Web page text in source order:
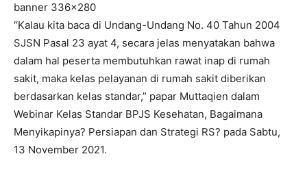
banner 336×280
“Kalau kita baca di Undang-Undang No. 40 Tahun 2004
SJSN Pasal 23 ayat 4, secara jelas menyatakan bahwa
dalam hal peserta membutuhkan rawat inap di rumah
sakit, maka kelas pelayanan di rumah sakit diberikan
berdasarkan kelas standar,” papar Muttaqien dalam
Webinar Kelas Standar BPJS Kesehatan, Bagaimana
Menyikapinya? Persiapan dan Strategi RS? pada Sabtu,
13 November 2021.